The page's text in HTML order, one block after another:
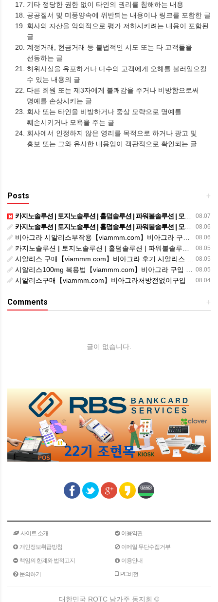
기타 정당한 권한 없이 타인의 권리를 침해하는 내용
공공질서 및 미풍양속에 위반되는 내용이나 링크를 포함한 글
회사의 자산을 악의적으로 평가 저하시키려는 내용이 포함된
글
계정거래, 현금거래 등 불법적인 시도 또는 타 고객들을
선동하는 글
허위사실을 유포하거나 다수의 고객에게 오해를 불러일으킬
수 있는 내용의 글
다른 회원 또는 제3자에게 불쾌감을 주거나 비방함으로써
명예를 손상시키는 글
회사 또는 타인을 비방하거나 중상 모략으로 명예를
훼손시키거나 모욕을 주는 글
회사에서 인정하지 않은 영리를 목적으로 하거나 광고 및
홍보 또는 그와 유사한 내용임이 객관적으로 확인되는 글
+
Posts
08.07
카지노솔루션 | 토지노솔루션 | 홀덤솔루션 | 파워볼솔루션 | 모아솔루션
08.06
카지노솔루션 | 토지노솔루션 | 홀덤솔루션 | 파워볼솔루션 | 모아솔루션
08.06
비아그라 시알리스부작용【viammm.com】비아그라 구입 정품비아그라 시알리스발기부전
08.05
카지노솔루션 | 토지노솔루션 | 홀덤솔루션 | 파워볼솔루션 | 모아솔루션
08.05
시알리스 구매【viammm.com】비아그라 후기 시알리스 파는곳
08.05
시알리스100mg 복용법【viammm.com】비아그라 구입 시알리스20mg 복용법
08.04
시알리스구매【viammm.com】비아그라처방전없이구입
+
Comments
글이 없습니다.
사이트 소개
이용약관
개인정보취급방침
이메일 무단수집거부
책임의 한계와 법적고지
이용안내
문의하기
PC버전
대한민국 ROTC 남가주 동지회 ©